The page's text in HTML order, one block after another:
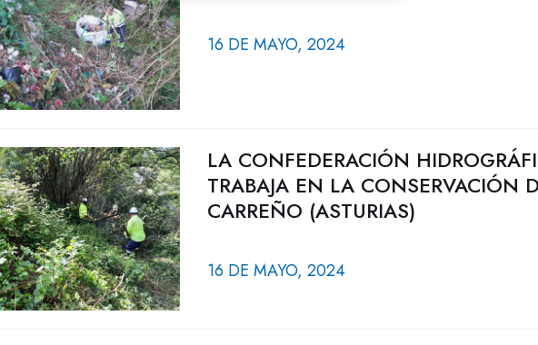
16 DE MAYO, 2024
LA CONFEDERACIÓN
TRABAJA EN LA CONSERVACIÓN
CARREÑO (ASTURIAS)
16 DE MAYO, 2024